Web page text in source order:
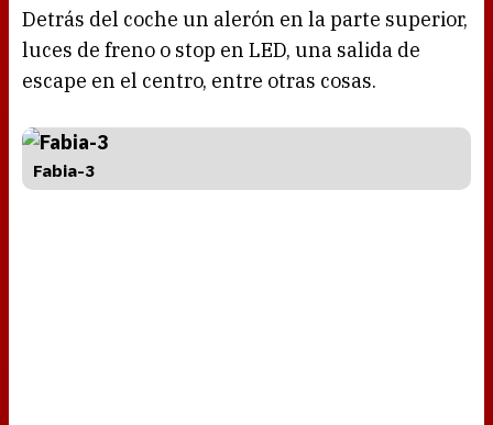
Detrás del coche un alerón en la parte superior,
luces de freno o stop en LED, una salida de
escape en el centro, entre otras cosas.
Fabia-3